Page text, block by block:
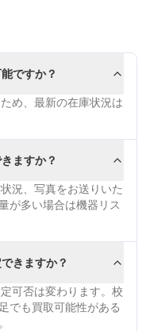
ですか？
め、最新の在庫状況は
ますか？
況、写真をお送りいた
が多い場合は機器リス
きますか？
可否は変わります。校
でも買取可能性がある